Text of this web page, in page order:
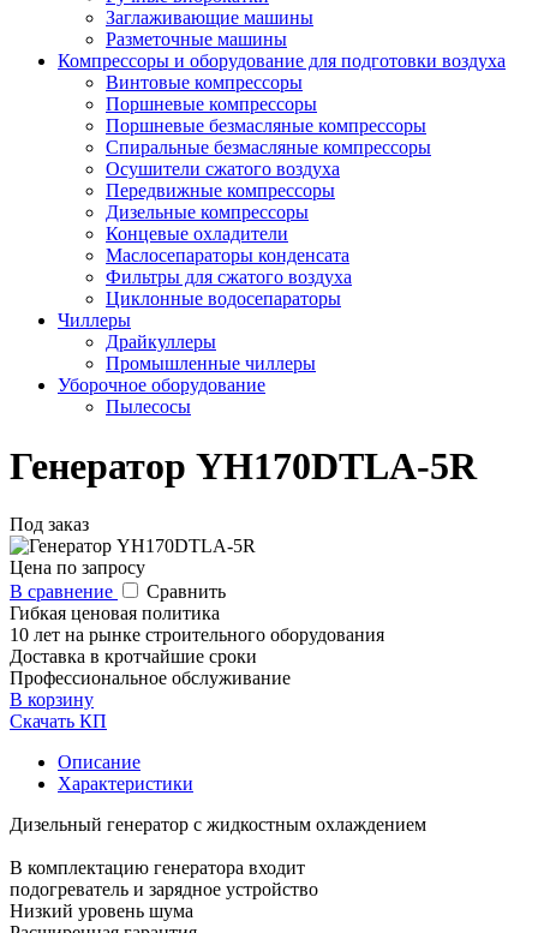
Заглаживающие машины
Разметочные машины
Компрессоры и оборудование для подготовки воздуха
Винтовые компрессоры
Поршневые компрессоры
Поршневые безмасляные компрессоры
Спиральные безмасляные компрессоры
Осушители сжатого воздуха
Передвижные компрессоры
Дизельные компрессоры
Концевые охладители
Маслосепараторы конденсата
Фильтры для сжатого воздуха
Циклонные водосепараторы
Чиллеры
Драйкуллеры
Промышленные чиллеры
Уборочное оборудование
Пылесосы
Генератор YH170DTLA-5R
Под заказ
Цена по запросу
В сравнение
Сравнить
Гибкая ценовая политика
10 лет на рынке строительного оборудования
Доставка в кротчайшие сроки
Профессиональное обслуживание
В корзину
Скачать КП
Описание
Характеристики
Дизельный генератор с жидкостным охлаждением
В комплектацию генератора входит
подогреватель и зарядное устройство
Низкий уровень шума